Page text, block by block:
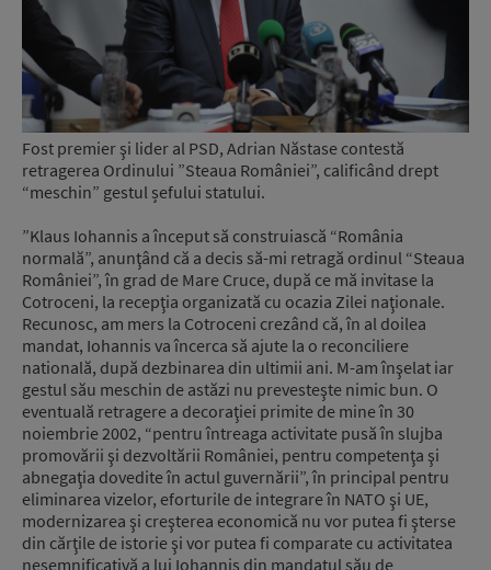
Fost premier şi lider al PSD, Adrian Năstase contestă
retragerea Ordinului ”Steaua României”, calificând drept
“meschin” gestul șefului statului.
”Klaus Iohannis a început să construiască “România
normală”, anunţând că a decis să-mi retragă ordinul “Steaua
României”, în grad de Mare Cruce, după ce mă invitase la
Cotroceni, la recepţia organizată cu ocazia Zilei naţionale.
Recunosc, am mers la Cotroceni crezând că, în al doilea
mandat, Iohannis va încerca să ajute la o reconciliere
natională, după dezbinarea din ultimii ani. M-am înşelat iar
gestul său meschin de astăzi nu prevesteşte nimic bun. O
eventuală retragere a decoraţiei primite de mine în 30
noiembrie 2002, “pentru întreaga activitate pusă în slujba
promovării şi dezvoltării României, pentru competenţa şi
abnegaţia dovedite în actul guvernării”, în principal pentru
eliminarea vizelor, eforturile de integrare în NATO şi UE,
modernizarea şi creşterea economică nu vor putea fi şterse
din cărţile de istorie şi vor putea fi comparate cu activitatea
nesemnificativă a lui Iohannis din mandatul său de